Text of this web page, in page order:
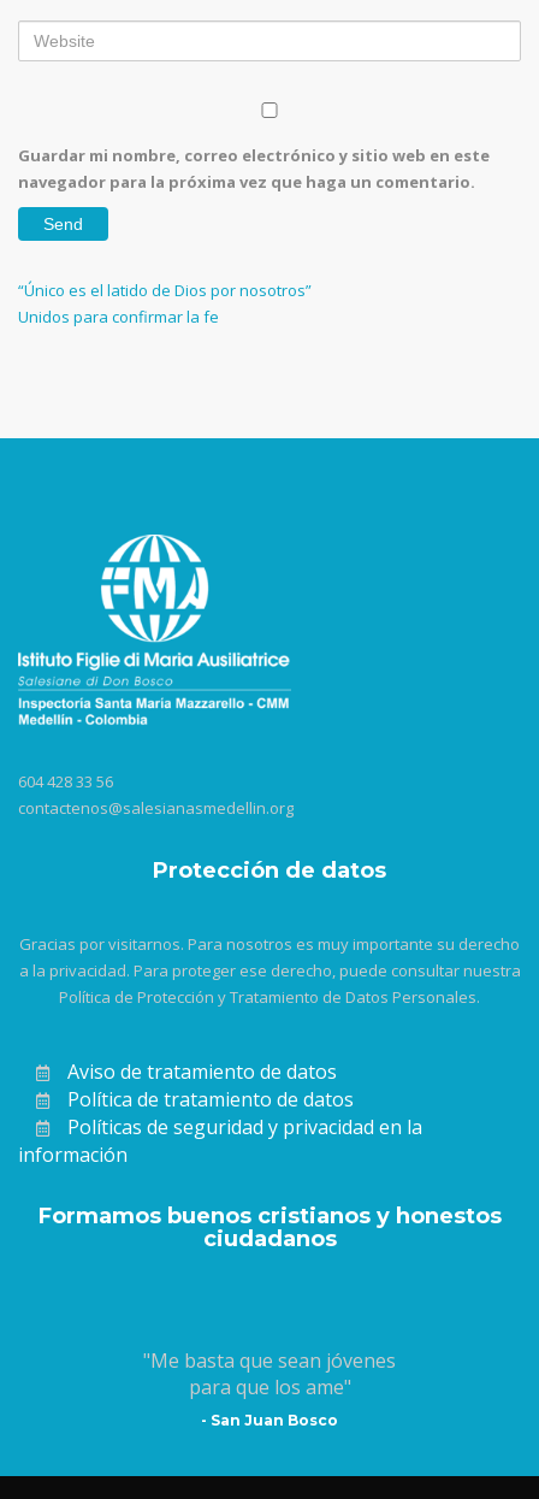
Guardar mi nombre, correo electrónico y sitio web en este
navegador para la próxima vez que haga un comentario.
Navegación
de
Previous
Post
“Único es el latido de Dios por nosotros”
Next
Unidos para confirmar la fe
604 428 33 56
contactenos@salesianasmedellin.org
Protección de datos
Gracias por visitarnos. Para nosotros es muy importante su derecho
a la privacidad. Para proteger ese derecho, puede consultar nuestra
Política de Protección y Tratamiento de Datos Personales.
Aviso de tratamiento de datos
Política de tratamiento de datos
Políticas de seguridad y privacidad en la
información
Formamos buenos cristianos y honestos
ciudadanos
"Me basta que sean jóvenes
para que los ame"
- San Juan Bosco